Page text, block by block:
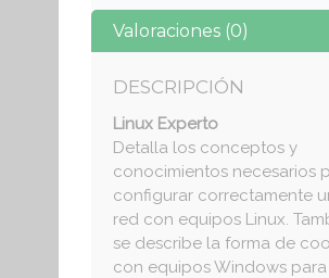
Valoraciones (0)
DESCRIPCIÓN
Linux Experto
Detalla los conceptos y
conocimientos necesarios
configurar correctamente
red con equipos Linux.
se describe la forma de
con equipos Windows para